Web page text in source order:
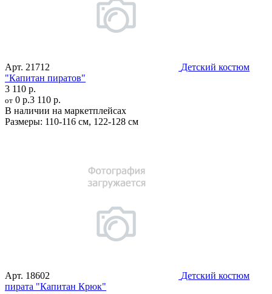
Арт. 21712
Детский костюм
"Капитан пиратов"
3 110 р.
от 0 р.3 110 р.
В наличии на маркетплейсах
Размеры: 110-116 см, 122-128 см
Арт. 18602
Детский костюм
пирата "Капитан Крюк"